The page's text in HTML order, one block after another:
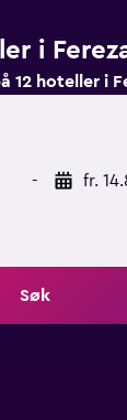
i
12 hoteller i
- fr.
Søk